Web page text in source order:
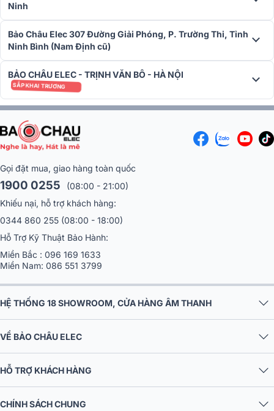
Phối ghép chắc chắn
Sub hơi RCF S 8015II được thiết kế có thể phối ghép dễ dàng với
nối NL4 tin cậy giúp người dùng thỏa mãn đam mê âm nhạc chất
lượng.
Ninh
Bảo Châu Elec 307 Đường Giải Phóng, P. Trường Thi, Tỉnh
Ninh Bình (Nam Định cũ)
BẢO CHÂU ELEC - TRỊNH VĂN BÔ - HÀ NỘI
SẮP KHAI TRƯƠNG
Gọi đặt mua, giao hàng toàn quốc
1900 0255
(08:00 - 21:00)
Khiếu nại, hỗ trợ khách hàng:
0344 860 255 (08:00 - 18:00)
Hỗ Trợ Kỹ Thuật Bảo Hành:
Miền Bắc : 096 169 1633
Miền Nam: 086 551 3799
HỆ THỐNG 18 SHOWROOM, CỬA HÀNG ÂM THANH
VỀ BẢO CHÂU ELEC
HỖ TRỢ KHÁCH HÀNG
CHÍNH SÁCH CHUNG